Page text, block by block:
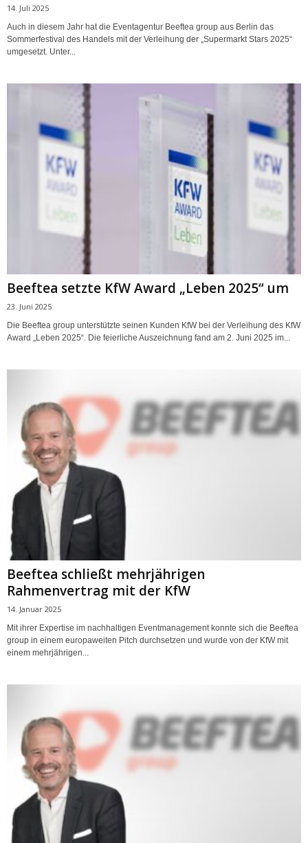
14. Juli 2025
Auch in diesem Jahr hat die Eventagentur Beeftea group aus Berlin das
Sommerfestival des Handels mit der Verleihung der „Supermarkt Stars 2025“
umgesetzt. Unter...
Beeftea setzte KfW Award „Leben 2025“ um
23. Juni 2025
Die Beeftea group unterstützte seinen Kunden KfW bei der Verleihung des KfW
Award „Leben 2025“. Die feierliche Auszeichnung fand am 2. Juni 2025 im...
Beeftea schließt mehrjährigen
Rahmenvertrag mit der KfW
14. Januar 2025
Mit ihrer Expertise im nachhaltigen Eventmanagement konnte sich die Beeftea
group in einem europaweiten Pitch durchsetzen und wurde von der KfW mit
einem mehrjährigen...